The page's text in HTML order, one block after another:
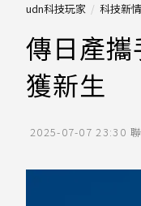
udn科技玩家 科技新
傳日產
獲新生
2025-07-07 23:30